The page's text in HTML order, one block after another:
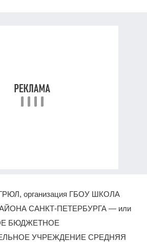
организация ГБОУ ШКОЛА
САНКТ-ПЕТЕРБУРГА — или
БЮДЖЕТНОЕ
УЧРЕЖДЕНИЕ СРЕДНЯЯ